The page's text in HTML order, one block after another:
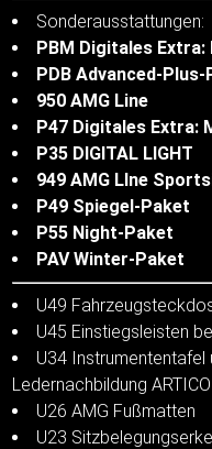
Sonderausstattungen:
PBM Digitales Extra:
PDB Advanced-
950 AMG Line
P47 Digitales Extra:
P35 DIGITAL LIGHT
949 AMG LIne
P49 Spiegel-Paket
P55 Night-Paket
PAV Winter-Paket
U49
U45 Einstiegsleisten
U34 Instrumententafel
Ledernachbildung
U26 AMG Fußmatten
U23